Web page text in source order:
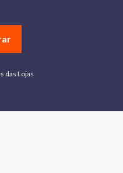
das Lojas